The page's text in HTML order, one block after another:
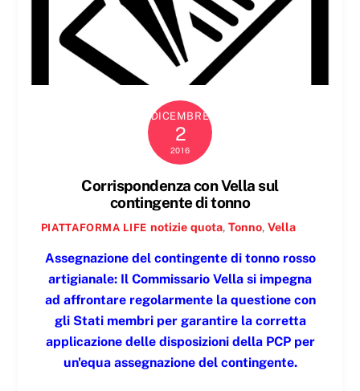
DICEMBRE
2
2016
Corrispondenza con Vella sul
contingente di tonno
PIATTAFORMA LIFE notizie quota, Tonno, Vella
Assegnazione del contingente di tonno rosso
artigianale: Il Commissario Vella si impegna
ad affrontare regolarmente la questione con
gli Stati membri per garantire la corretta
applicazione delle disposizioni della PCP per
un'equa assegnazione del contingente.